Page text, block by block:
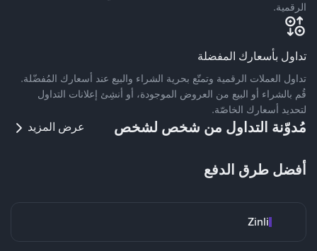
الرقمية.
تداول بأسعارك المفضلة
تداول العملات الرقمية وتمتّع بحرية الشراء والبيع عند أسعارك المُفضّلة.
قُم بالشراء أو البيع من العروض الموجودة، أو أنشِئ إعلانات التداول
لتحديد أسعارك الخاصّة.
مُدوّنة التداول من شخص لشخص عرض المزيد
أفضل طرق الدفع
Zinli